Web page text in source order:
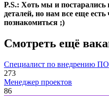
P.S.: Хоть мы и постарались
деталей, но нам все еще
познакомиться ;)
Смотреть ещё
Специалист по внедрению ПО
273
Менеджер проектов
86